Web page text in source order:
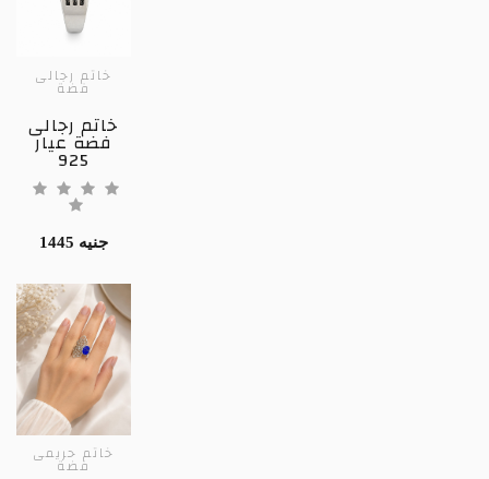
خاتم رجالى
فضة
خاتم رجالى
فضة عيار
925
1445 جنيه
خاتم حريمى
فضة